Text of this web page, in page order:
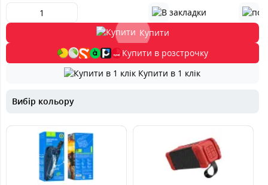
Купити
Купити в розстрочку
Купити в 1 клік
Вибір кольору